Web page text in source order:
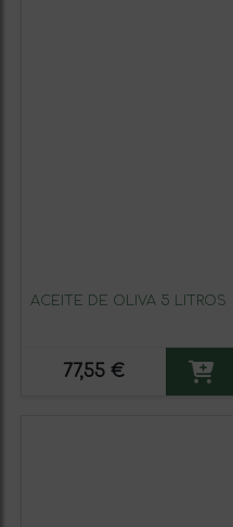
ACEITE DE OLIVA 5 LITROS
77,55 €